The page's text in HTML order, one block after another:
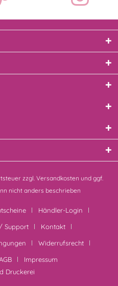
zzgl. Versandkosten und ggf.
nicht anders beschrieben
Händler-Login
Support
Kontakt
Widerrufsrecht
Impressum
Druckerei